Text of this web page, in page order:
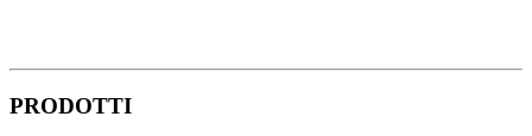
PRODOTTI